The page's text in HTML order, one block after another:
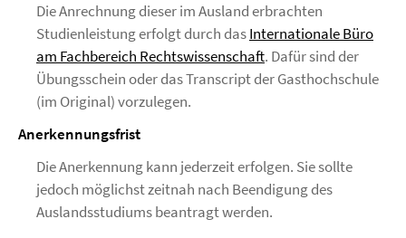
Die Anrechnung dieser im Ausland erbrachten
Studienleistung erfolgt durch dasInternationale Büro
am Fachbereich Rechtswissenschaft. Dafür sind der
Übungsschein oder das Transcript der Gasthochschule
(im Original) vorzulegen.
Anerkennungsfrist
Die Anerkennung kann jederzeit erfolgen. Sie sollte
jedoch möglichst zeitnah nach Beendigung des
Auslandsstudiums beantragt werden.